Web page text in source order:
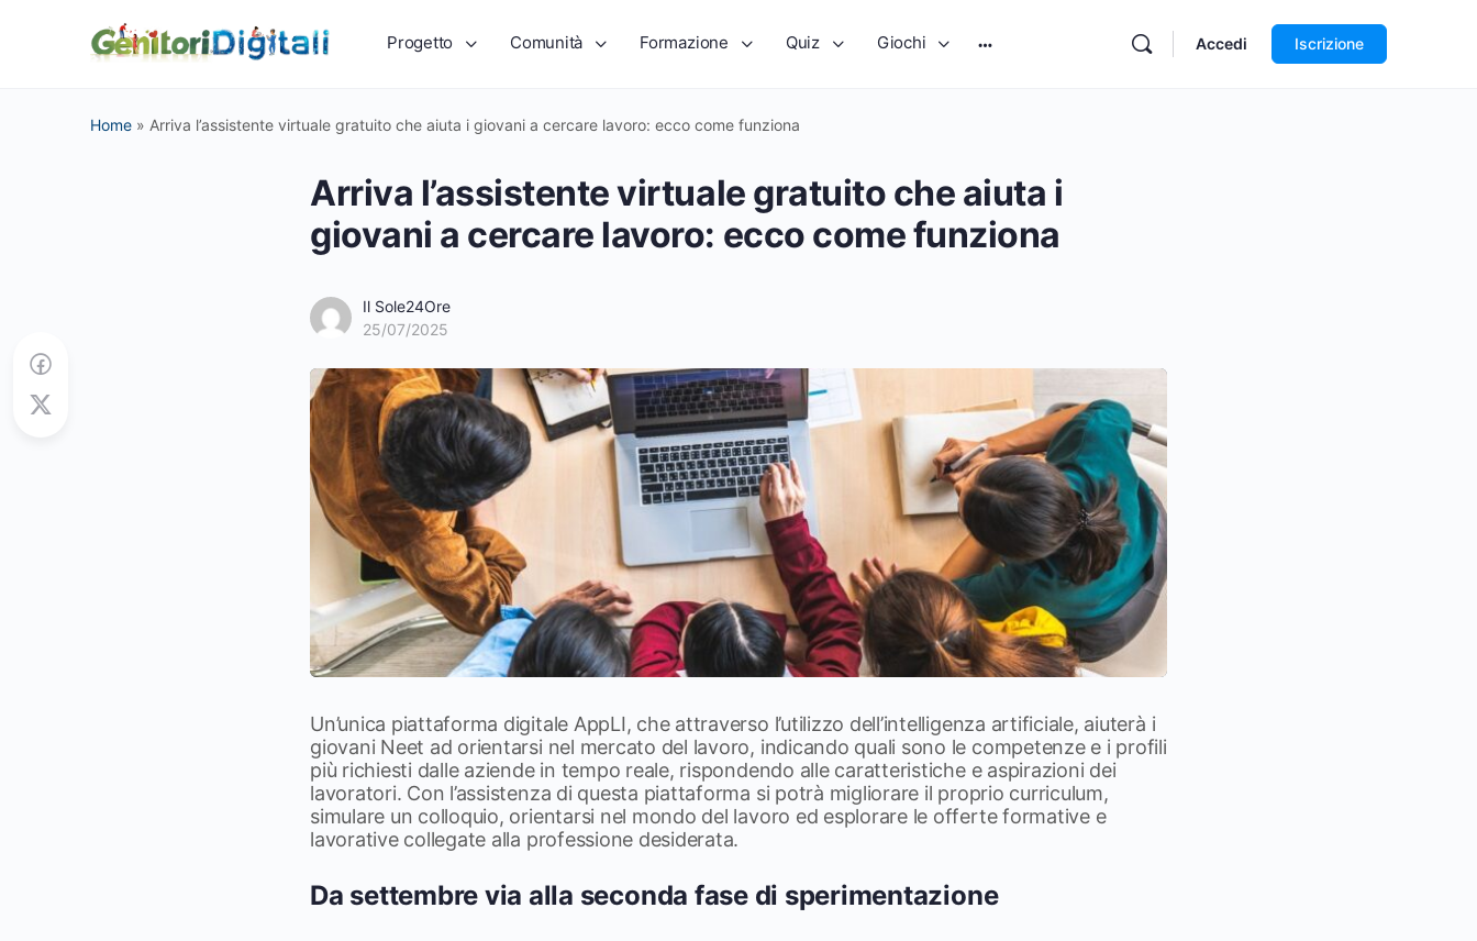
Progetto Comunità Formazione Quiz Giochi Accedi Iscrizione
Home » Arriva l’assistente virtuale gratuito che aiuta i giovani a cercare lavoro: ecco come funziona
Arriva l’assistente virtuale gratuito che aiuta i
giovani a cercare lavoro: ecco come funziona
Il Sole24Ore
25/07/2025
Un’unica piattaforma digitale AppLI, che attraverso l’utilizzo dell’intelligenza artificiale, aiuterà i
giovani Neet ad orientarsi nel mercato del lavoro, indicando quali sono le competenze e i profili
più richiesti dalle aziende in tempo reale, rispondendo alle caratteristiche e aspirazioni dei
lavoratori. Con l’assistenza di questa piattaforma si potrà migliorare il proprio curriculum,
simulare un colloquio, orientarsi nel mondo del lavoro ed esplorare le offerte formative e
lavorative collegate alla professione desiderata.
Da settembre via alla seconda fase di sperimentazione